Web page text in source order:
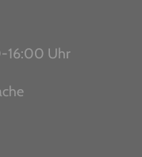
16:00 Uhr